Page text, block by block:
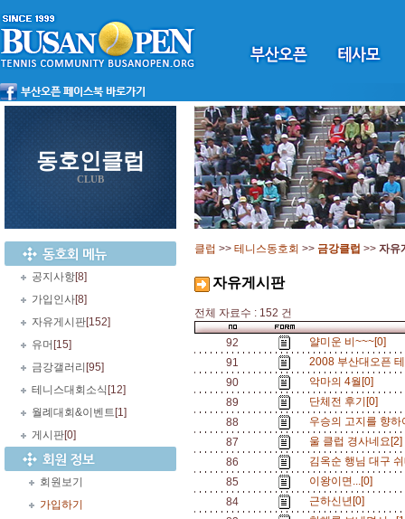
동호인클럽
CLUB
공지사항[8]
가입인사[8]
자유게시판[152]
유머 [15]
금강갤러리 [95]
테니스대회소식 [12]
월례대회&이벤트 [1]
게시판[0]
회원보기
가입하기
클럽 >> 테니스동호회 >> 금강클럽 >> 자유
자유게시판
전체 자료수 : 152 건
92
얄미운 비~~~[0]
91
2008 부산대오픈
90
악마의 4월[0]
89
단체전 후기[0]
88
우승의 고지를 향
87
울 클럽 경사네요
86
김옥순 행님 대구
85
이왕이면...[0]
84
근하신년[0]